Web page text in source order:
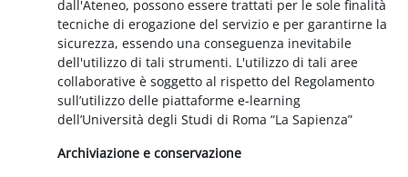
dall'Ateneo, possono essere trattati per le sole finalità
tecniche di erogazione del servizio e per garantirne la
sicurezza, essendo una conseguenza inevitabile
dell'utilizzo di tali strumenti. L'utilizzo di tali aree
collaborative è soggetto al rispetto del Regolamento
sull’utilizzo delle piattaforme e-learning
dell’Università degli Studi di Roma “La Sapienza”
Archiviazione e conservazione